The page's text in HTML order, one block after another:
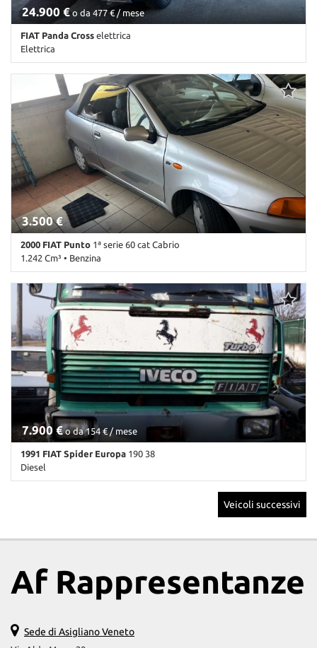
24.900 €o da 477 € / mese
FIAT Panda Cross elettrica
Elettrica
0 Km • Cambio Manuale • Antracite pastello
3.500 €
2000 FIAT Punto 1ª serie 60 cat Cabrio
1.242 Cm³ • Benzina
187.999 Km • Cambio Manuale (5) • Antracite pastello • 2 Porte •
Chiusura centralizzata • Controllo automatico clima •
Immobilizzatore elettronico • Servosterzo
7.900 €o da 154 € / mese
1991 FIAT Spider Europa 190 38
Diesel
540.000 Km • Cambio Manuale • Antracite pastello
Veicoli successivi
Af Rappresentanze
Sede di Asigliano Veneto